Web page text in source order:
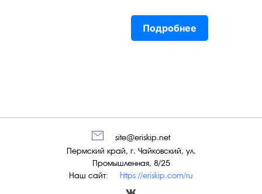
Подробнее
Наш сайт: https://eriskip.com/ru
Пермский край, г. Чайковский, ул.
Промышленная, 8/25
site@eriskip.net